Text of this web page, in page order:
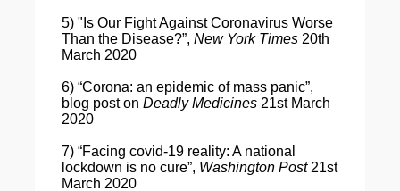
5) "Is Our Fight Against Coronavirus Worse
Than the Disease?”, New York Times 20th
March 2020
6) “Corona: an epidemic of mass panic”,
blog post on Deadly Medicines 21st March
2020
7) “Facing covid-19 reality: A national
lockdown is no cure”, Washington Post21st
March 2020